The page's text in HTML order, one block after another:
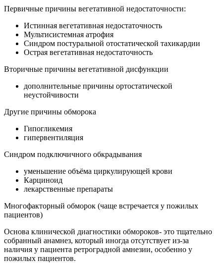
Первичные причины вегетативной недостаточности:
Истинная вегетативная недостаточность
Мультисистемная атрофия
Синдром постуральной отостатической тахикардии
Острая вегетативная недостаточность
Вторичные причины вегетативной дисфункции
дополнительные причины ортостатической
неустойчивости
Другие причины обморока
Гипогликемия
гипервентиляция
Синдром подключичного обкрадывания
уменьшение объёма циркулирующей крови
Карциноид
лекарственные препараты
Многофакторный обморок (чаще встречается у пожилых
пациентов)
Основа клинической диагностики обмороков- это тщательно
собранный анамнез, который иногда отсутствует из-за
наличия у пациента ретроградной амнезии, особенно у
пожилых пациентов.